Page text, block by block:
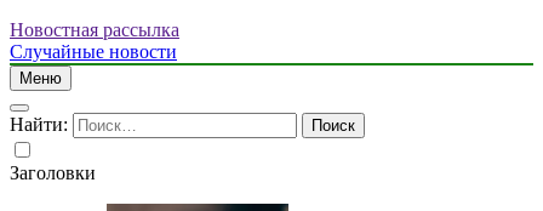
Новостная рассылка
Случайные новости
Меню
Найти:
Заголовки